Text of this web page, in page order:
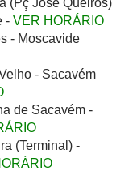
(Pç José Queirós)
- VER HORÁRIO
- Moscavide
- Sacavém
de Sacavém -
(Terminal) -